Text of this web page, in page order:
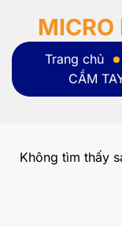
MICRO
Trang chủ
CẦM
Không tìm thấy